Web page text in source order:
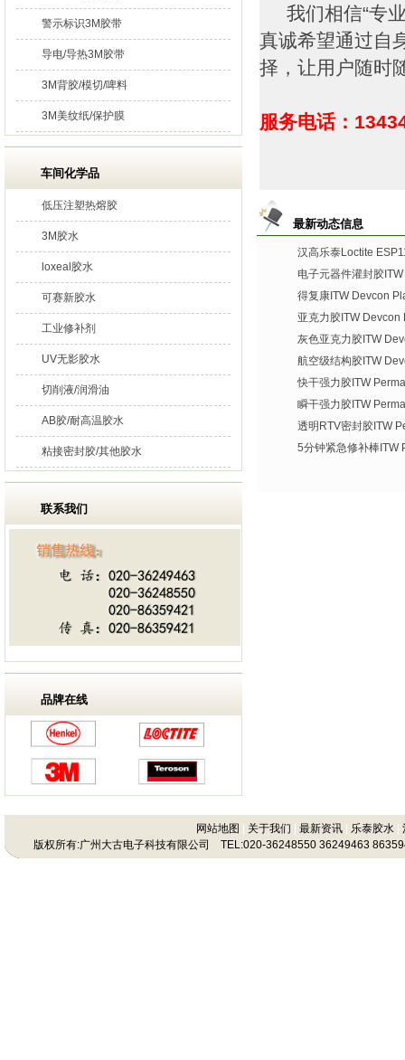
警示标识3M胶带
导电/导热3M胶带
3M背胶/模切/啤料
3M美纹纸/保护膜
车间化学品
低压注塑热熔胶
3M胶水
loxeal胶水
可赛新胶水
工业修补剂
UV无影胶水
切削液/润滑油
AB胶/耐高温胶水
粘接密封胶/其他胶水
联系我们
品牌在线
我们相信“专业
真诚希望通过自
择，让用户随时
服务电话：
最新动态信息
汉高乐泰Loctite
电子元器件灌封胶
得复康ITW Devcon
亚克力胶ITW Devcon
灰色亚克力胶ITW
航空级结构胶ITW
快干强力胶ITW
瞬干强力胶ITW
透明RTV密封胶ITW
5分钟紧急修补棒ITW
网站地图 关于我们 最新资讯| 乐泰胶水|
版权所有:广州大古电子科技有限公司 TEL:020-36248550 36249463